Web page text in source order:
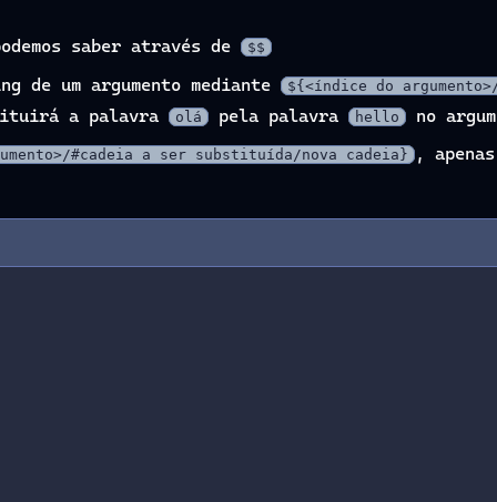
saber através de $$
de um argumento mediante ${<índice do
a palavra olá pela palavra hello no
#cadeia a ser substituída/nova cadeia} ,